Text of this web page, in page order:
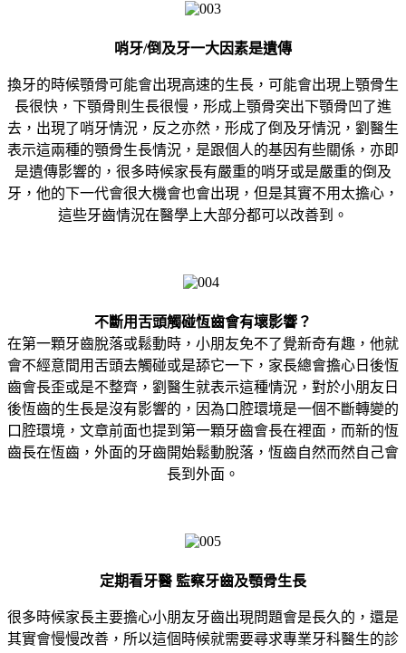
哨牙/倒及牙一大因素是遺傳
換牙的時候顎骨可能會出現高速的生長，可能會出現上顎骨生
長很快，下顎骨則生長很慢，形成上顎骨突出下顎骨凹了進
去，出現了哨牙情況，反之亦然，形成了倒及牙情況，劉醫生
表示這兩種的顎骨生長情況，是跟個人的基因有些關係，亦即
是遺傳影響的，很多時候家長有嚴重的哨牙或是嚴重的倒及
牙，他的下一代會很大機會也會出現，但是其實不用太擔心，
這些牙齒情況在醫學上大部分都可以改善到。
不斷用舌頭觸碰恆齒會有壞影響？
在第一顆牙齒脫落或鬆動時，小朋友免不了覺新奇有趣，他就
會不經意間用舌頭去觸碰或是舔它一下，家長總會擔心日後恆
齒會長歪或是不整齊，劉醫生就表示這種情況，對於小朋友日
後恆齒的生長是沒有影響的，因為口腔環境是一個不斷轉變的
口腔環境，文章前面也提到第一顆牙齒會長在裡面，而新的恆
齒長在恆齒，外面的牙齒開始鬆動脫落，恆齒自然而然自己會
長到外面。
定期看牙醫 監察牙齒及顎骨生長
很多時候家長主要擔心小朋友牙齒出現問題會是長久的，還是
其實會慢慢改善，所以這個時候就需要尋求專業牙科醫生的診